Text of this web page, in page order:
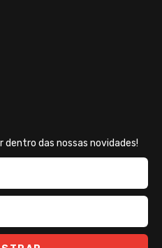
dentro das nossas novidades!